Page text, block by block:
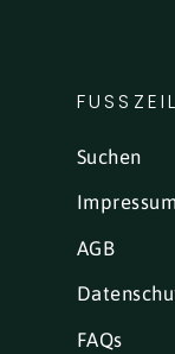
Suchen
Impressum
AGB
FAQs